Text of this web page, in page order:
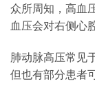
众所周知，高血
血压会对右侧心
肺动脉高压常见
但也有部分患者